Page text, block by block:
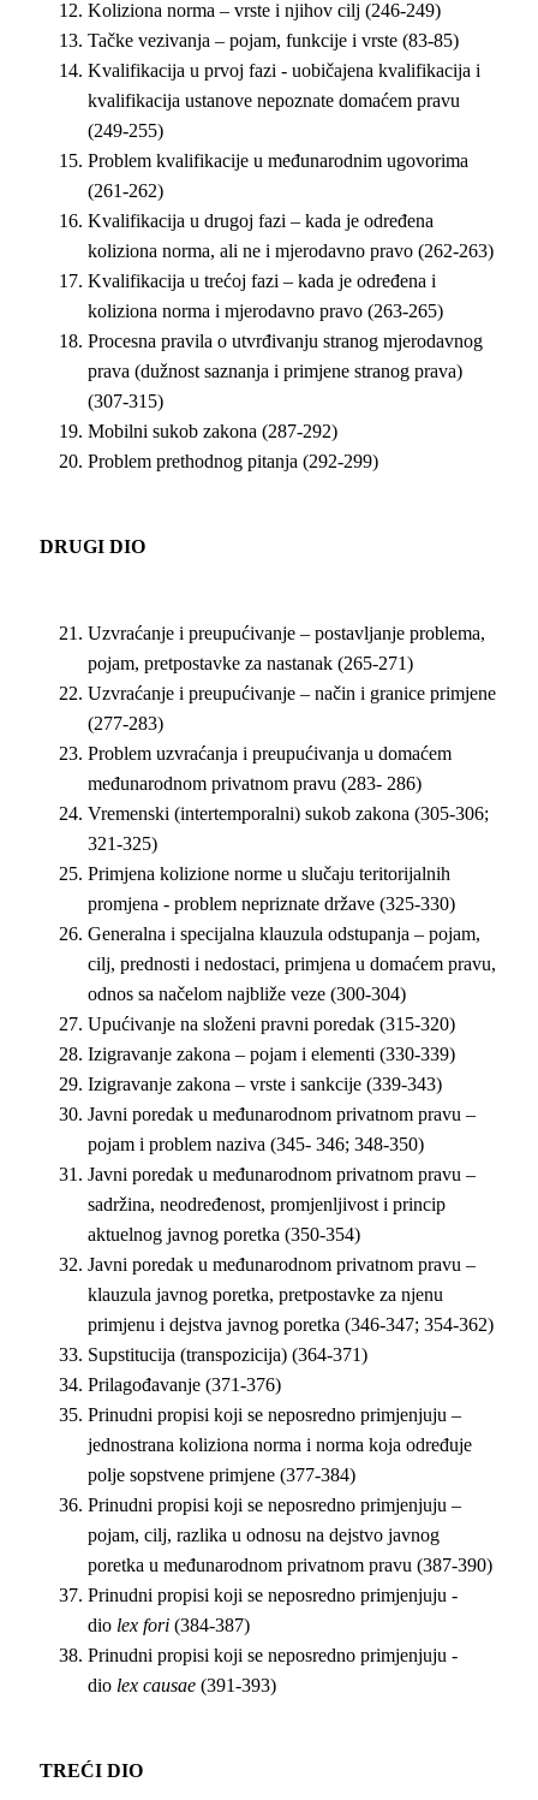
Koliziona norma – vrste i njihov cilj (246-249)
Tačke vezivanja – pojam, funkcije i vrste (83-85)
Kvalifikacija u prvoj fazi - uobičajena kvalifikacija i
kvalifikacija ustanove nepoznate domaćem pravu
(249-255)
Problem kvalifikacije u međunarodnim ugovorima
(261-262)
Kvalifikacija u drugoj fazi – kada je određena
koliziona norma, ali ne i mjerodavno pravo (262-263)
Kvalifikacija u trećoj fazi – kada je određena i
koliziona norma i mjerodavno pravo (263-265)
Procesna pravila o utvrđivanju stranog mjerodavnog
prava (dužnost saznanja i primjene stranog prava)
(307-315)
Mobilni sukob zakona (287-292)
Problem prethodnog pitanja (292-299)
DRUGI DIO
Uzvraćanje i preupućivanje – postavljanje problema,
pojam, pretpostavke za nastanak (265-271)
Uzvraćanje i preupućivanje – način i granice primjene
(277-283)
Problem uzvraćanja i preupućivanja u domaćem
međunarodnom privatnom pravu (283- 286)
Vremenski (intertemporalni) sukob zakona (305-306;
321-325)
Primjena kolizione norme u slučaju teritorijalnih
promjena - problem nepriznate države (325-330)
Generalna i specijalna klauzula odstupanja – pojam,
cilj, prednosti i nedostaci, primjena u domaćem pravu,
odnos sa načelom najbliže veze (300-304)
Upućivanje na složeni pravni poredak (315-320)
Izigravanje zakona – pojam i elementi (330-339)
Izigravanje zakona – vrste i sankcije (339-343)
Javni poredak u međunarodnom privatnom pravu –
pojam i problem naziva (345- 346; 348-350)
Javni poredak u međunarodnom privatnom pravu –
sadržina, neodređenost, promjenljivost i princip
aktuelnog javnog poretka (350-354)
Javni poredak u međunarodnom privatnom pravu –
klauzula javnog poretka, pretpostavke za njenu
primjenu i dejstva javnog poretka (346-347; 354-362)
Supstitucija (transpozicija) (364-371)
Prilagođavanje (371-376)
Prinudni propisi koji se neposredno primjenjuju –
jednostrana koliziona norma i norma koja određuje
polje sopstvene primjene (377-384)
Prinudni propisi koji se neposredno primjenjuju –
pojam, cilj, razlika u odnosu na dejstvo javnog
poretka u međunarodnom privatnom pravu (387-390)
Prinudni propisi koji se neposredno primjenjuju -
dio lex fori (384-387)
Prinudni propisi koji se neposredno primjenjuju -
dio lex causae (391-393)
TREĆI DIO